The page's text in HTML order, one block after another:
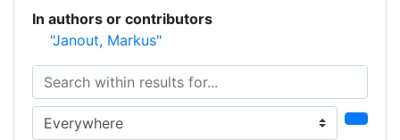
In authors or contributors
"Janout, Markus"
Search within results for...
Search in...